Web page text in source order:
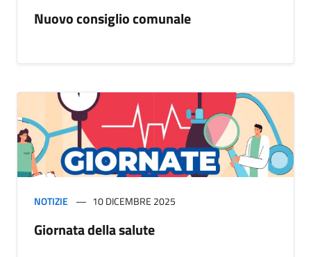
Nuovo consiglio comunale
NOTIZIE 10 DICEMBRE 2025
Giornata della salute